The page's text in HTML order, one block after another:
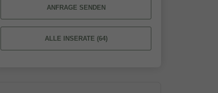
ANFRAGE SENDEN
ALLE INSERATE (64)